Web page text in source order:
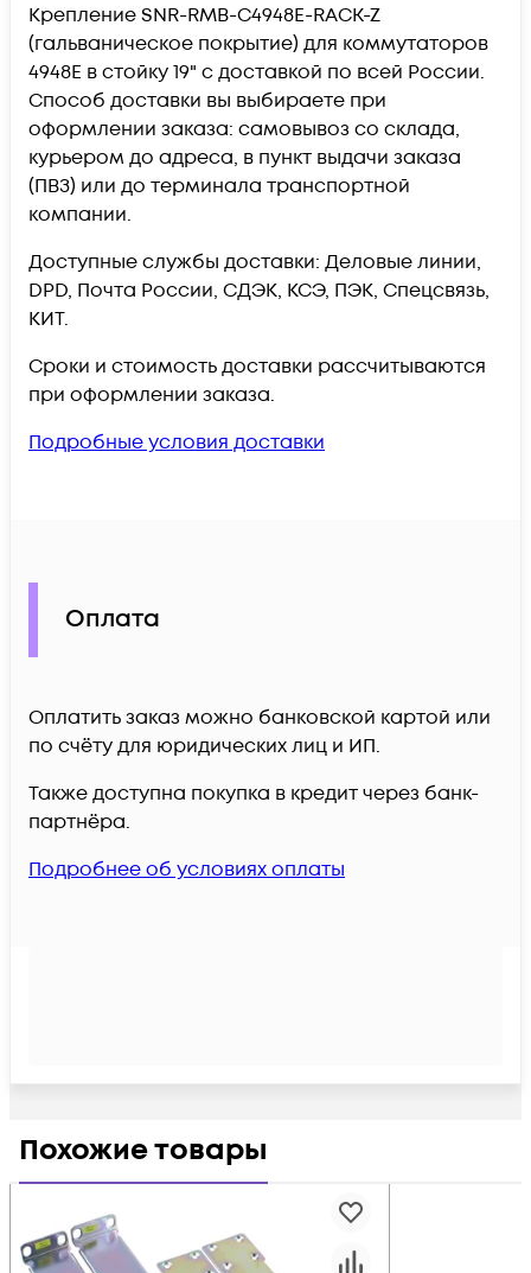
Крепление SNR-RMB-C4948E-RACK-Z
(гальваническое покрытие) для коммутаторов
4948E в стойку 19" c доставкой по всей России.
Способ доставки вы выбираете при
оформлении заказа: самовывоз со склада,
курьером до адреса, в пункт выдачи заказа
(ПВЗ) или до терминала транспортной
компании.
Доступные службы доставки: Деловые линии,
DPD, Почта России, СДЭК, КСЭ, ПЭК, Спецсвязь,
КИТ.
Сроки и стоимость доставки рассчитываются
при оформлении заказа.
Подробные условия доставки
Оплата
Оплатить заказ можно банковской картой или
по счёту для юридических лиц и ИП.
Также доступна покупка в кредит через банк-
партнёра.
Подробнее об условиях оплаты
Похожие товары